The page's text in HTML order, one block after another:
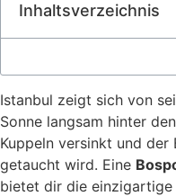
Inhaltsverzeichnis
Istanbul zeigt sich von
Sonne langsam hinter
Kuppeln versinkt und der
getaucht wird. Eine
bietet dir die